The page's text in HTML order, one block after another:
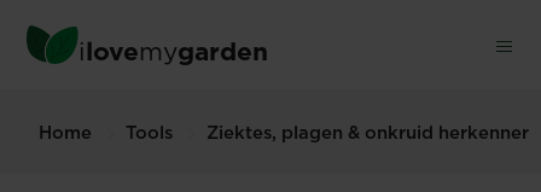
main
ilovemygarden
Home Tools Ziektes, plagen & onkruid herkenner